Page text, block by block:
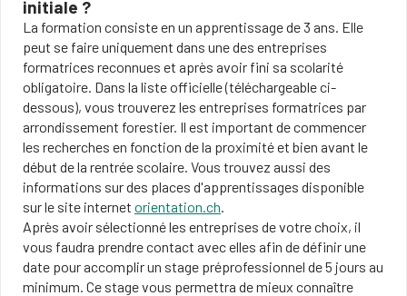
initiale ?
La formation consiste en un apprentissage de 3 ans. Elle
peut se faire uniquement dans une des entreprises
formatrices reconnues et après avoir fini sa scolarité
obligatoire. Dans la liste officielle (téléchargeable ci-
dessous), vous trouverez les entreprises formatrices par
arrondissement forestier. Il est important de commencer
les recherches en fonction de la proximité et bien avant le
début de la rentrée scolaire. Vous trouvez aussi des
informations sur des places d'apprentissages disponible
sur le site internet orientation.ch.
Après avoir sélectionné les entreprises de votre choix, il
vous faudra prendre contact avec elles afin de définir une
date pour accomplir un stage préprofessionnel de 5 jours au
minimum. Ce stage vous permettra de mieux connaître